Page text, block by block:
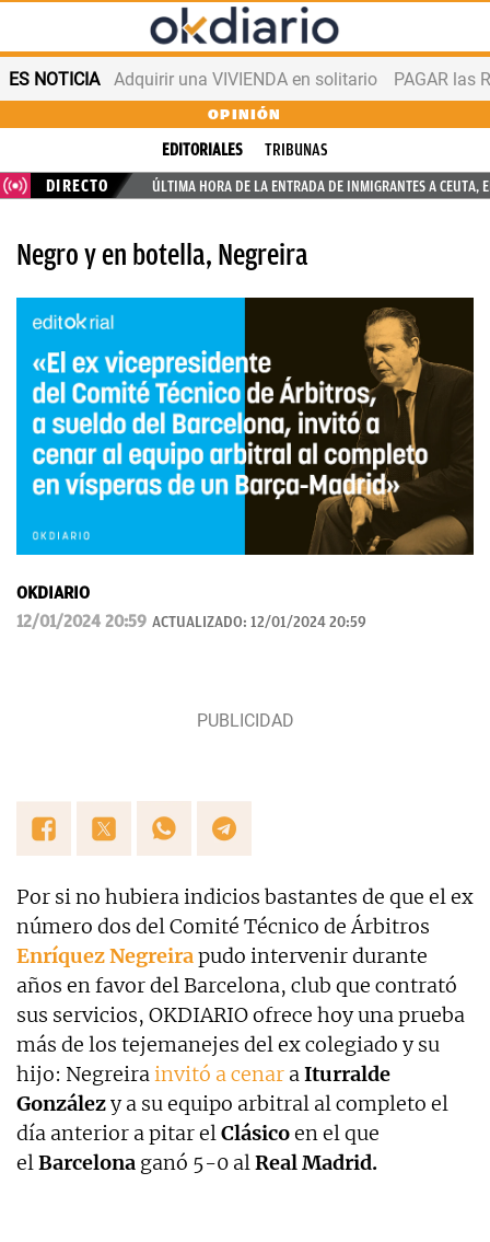
ES NOTICIA Adquirir una VIVIENDA en solitario PAGAR las
OPINIÓN
EDITORIALES
TRIBUNAS
DIRECTO
ÚLTIMA HORA DE LA ENTRADA DE INMIGRANTES A CEUTA,
Negro y en botella, Negreira
OKDIARIO
12/01/2024 20:59 ACTUALIZADO: 12/01/2024 20:59
Por si no hubiera indicios bastantes de que el ex
número dos del Comité Técnico de Árbitros
Enríquez Negreirapudo intervenir durante
años en favor del Barcelona, club que contrató
sus servicios, OKDIARIO ofrece hoy una prueba
más de los tejemanejes del ex colegiado y su
hijo: Negreirainvitó a cenar aIturralde
Gonzálezy a su equipo arbitral al completo el
día anterior a pitar elClásicoen el que
elBarcelona ganó 5-0 alReal Madrid.